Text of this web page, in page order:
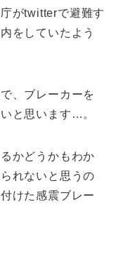
がtwitterで避難す
をしていたよう
、ブレーカーを
と思います…。
かどうかもわか
れないと思うの
けた感震ブレー